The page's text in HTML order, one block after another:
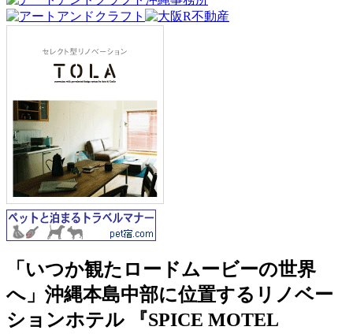
「いつか観たロードムービーの世界
へ」沖縄本島中部に位置するリノベー
ションホテル 『SPICE MOTEL